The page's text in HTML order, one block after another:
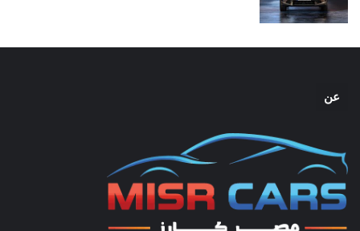
عن